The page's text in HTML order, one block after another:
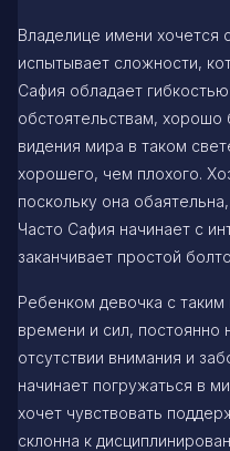
Владелице имени хочется
испытывает сложности,
Сафия обладает
обстоятельствам, хорошо
видения мира в таком
хорошего, чем плохого.
поскольку она
Часто Сафия начинает с
заканчивает простой
Ребенком девочка с
времени и сил, постоянно
отсутствии внимания и
начинает погружаться в
хочет чувствовать
склонна к